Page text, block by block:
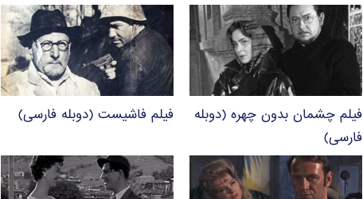
فیلم چشمان بدون چهره (دوبله
فارسی)
فیلم فاشیست (دوبله فارسی)